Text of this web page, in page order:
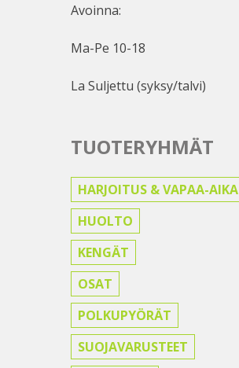
Avoinna:
Ma-Pe 10-18
La Suljettu (syksy/talvi)
TUOTERYHMÄT
HARJOITUS & VAPAA-AIKA
HUOLTO
KENGÄT
OSAT
POLKUPYÖRÄT
SUOJAVARUSTEET